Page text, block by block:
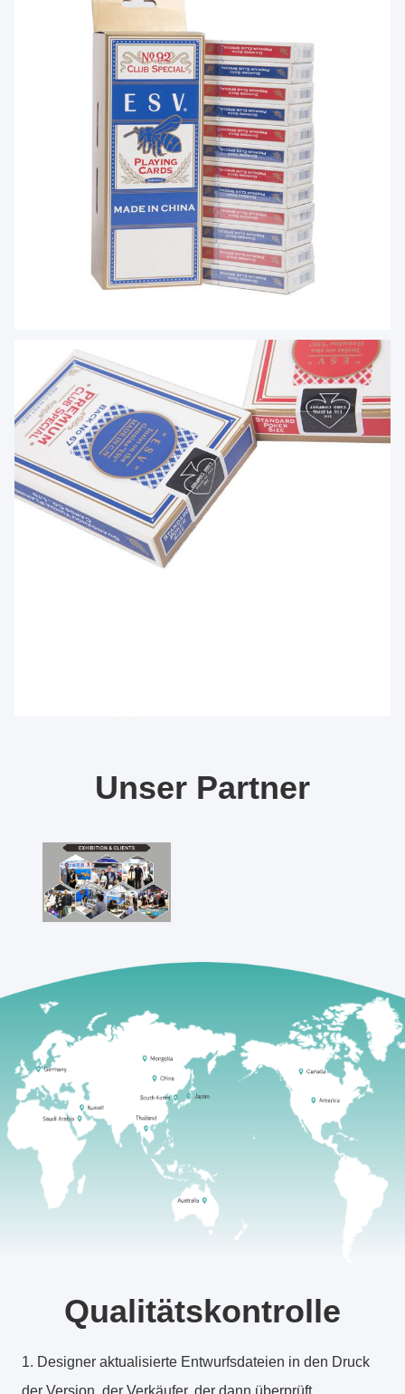
Unser Partner
Qualitätskontrolle
1. Designer aktualisierte Entwurfsdateien in den Druck
der Version, der Verkäufer, der dann überprüft